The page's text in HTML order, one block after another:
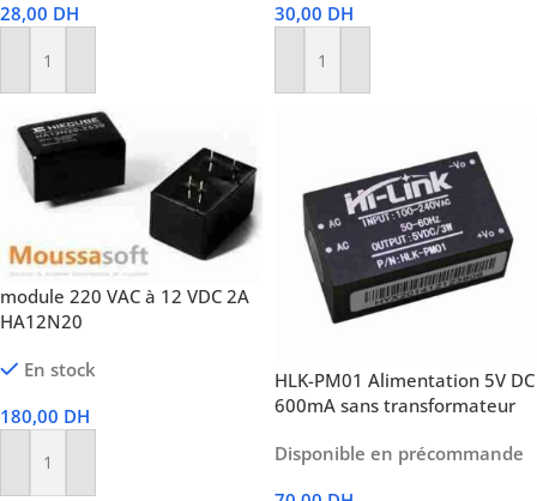
28,00 DH
Ajouter Au Panier
30,00 DH
Ajouter Au Panier
module 220 VAC à 12 VDC 2A
HA12N20
En stock
180,00 DH
Ajouter Au Panier
HLK-PM01 Alimentation 5V DC
600mA sans transformateur
Disponible en précommande